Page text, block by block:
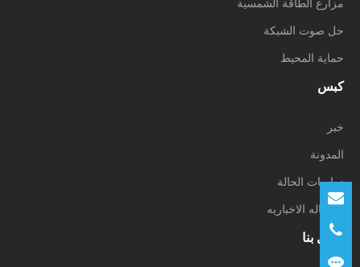
حل صوت الشبكة
حماية المحيط
كبس
خبر
المدونة
دراسات الحالة
الرساله الاخباريه
اتصل بنا